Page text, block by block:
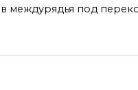
междурядья под